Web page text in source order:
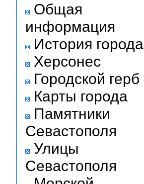
Общая
информация
История города
Херсонес
Городской герб
Карты города
Памятники
Севастополя
Улицы
Севастополя